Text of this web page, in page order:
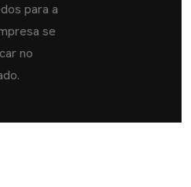
para a
se
no